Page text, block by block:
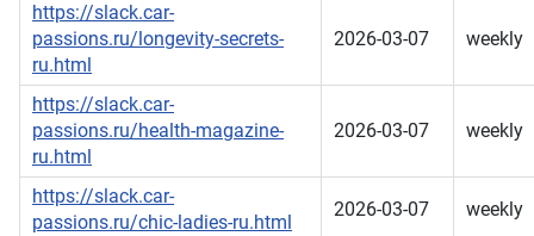
https://slack.car-
passions.ru/longevity-secrets-
ru.html
2026-03-07 weekly
https://slack.car-
passions.ru/health-magazine-
ru.html
2026-03-07 weekly
https://slack.car-
passions.ru/chic-ladies-ru.html
2026-03-07 weekly